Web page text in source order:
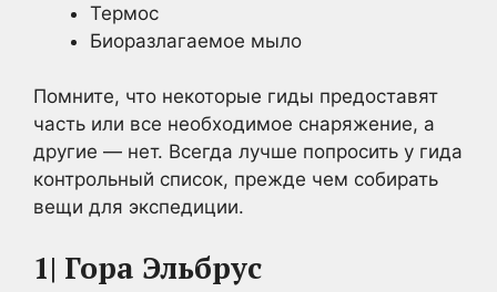
Термос
Биоразлагаемое мыло
Помните, что некоторые гиды предоставят
часть или все необходимое снаряжение, а
другие — нет. Всегда лучше попросить у гида
контрольный список, прежде чем собирать
вещи для экспедиции.
1| Гора Эльбрус